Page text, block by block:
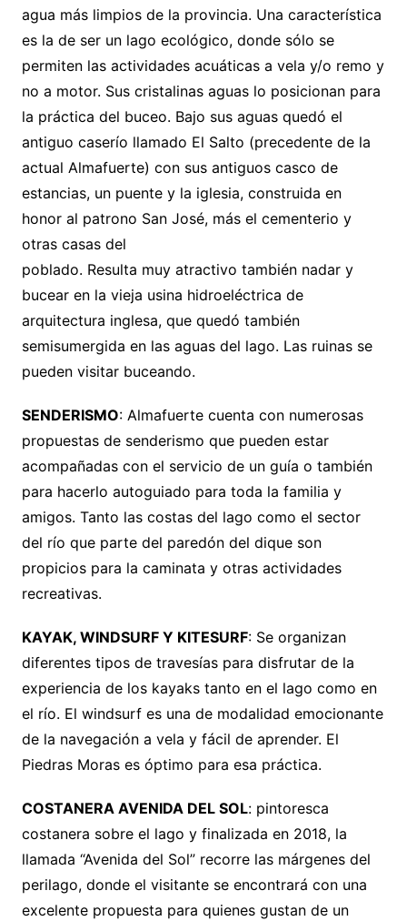
agua más limpios de la provincia. Una característica
es la de ser un lago ecológico, donde sólo se
permiten las actividades acuáticas a vela y/o remo y
no a motor. Sus cristalinas aguas lo posicionan para
la práctica del buceo. Bajo sus aguas quedó el
antiguo caserío llamado El Salto (precedente de la
actual Almafuerte) con sus antiguos casco de
estancias, un puente y la iglesia, construida en
honor al patrono San José, más el cementerio y
otras casas del
poblado. Resulta muy atractivo también nadar y
bucear en la vieja usina hidroeléctrica de
arquitectura inglesa, que quedó también
semisumergida en las aguas del lago. Las ruinas se
pueden visitar buceando.
SENDERISMO: Almafuerte cuenta con numerosas
propuestas de senderismo que pueden estar
acompañadas con el servicio de un guía o también
para hacerlo autoguiado para toda la familia y
amigos. Tanto las costas del lago como el sector
del río que parte del paredón del dique son
propicios para la caminata y otras actividades
recreativas.
KAYAK, WINDSURF Y KITESURF: Se organizan
diferentes tipos de travesías para disfrutar de la
experiencia de los kayaks tanto en el lago como en
el río. El windsurf es una de modalidad emocionante
de la navegación a vela y fácil de aprender. El
Piedras Moras es óptimo para esa práctica.
COSTANERA AVENIDA DEL SOL: pintoresca
costanera sobre el lago y finalizada en 2018, la
llamada “Avenida del Sol” recorre las márgenes del
perilago, donde el visitante se encontrará con una
excelente propuesta para quienes gustan de un